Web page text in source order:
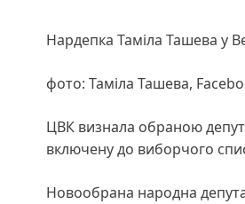
Нардепка Таміла Ташева у
фото: Таміла Ташева,
ЦВК визнала обраною
включену до виборчого
Новообрана народна